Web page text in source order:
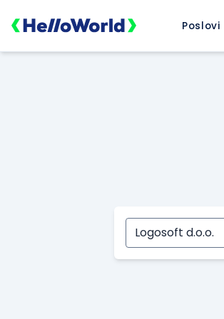
Poslovi